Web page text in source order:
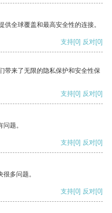
全球覆盖和最高安全性的连接。
支持[0] 反对[0]
带来了无限的隐私保护和安全性保
支持[0] 反对[0]
题。
支持[0] 反对[0]
多问题。
支持[0] 反对[0]